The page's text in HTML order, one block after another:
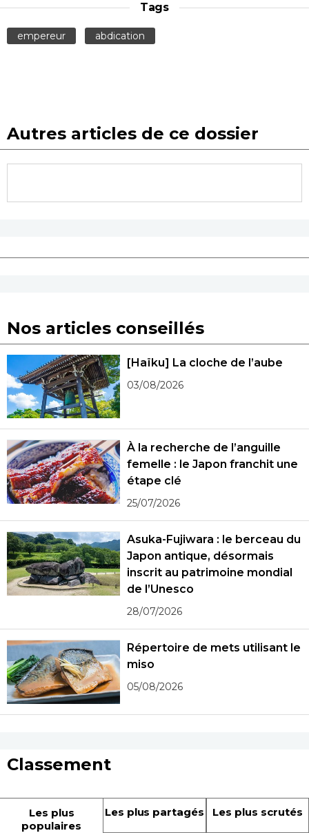
Tags
empereur abdication
Autres articles de ce dossier
Nos articles conseillés
[Haïku] La cloche de l’aube
03/08/2026
À la recherche de l’anguille
femelle : le Japon franchit une
étape clé
25/07/2026
Asuka-Fujiwara : le berceau du
Japon antique, désormais
inscrit au patrimoine mondial
de l’Unesco
28/07/2026
Répertoire de mets utilisant le
miso
05/08/2026
Classement
Les plus
populaires
Les plus partagés Les plus scrutés